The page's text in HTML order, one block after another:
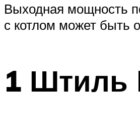
Выходная мощность
с котлом может быть
1 Штиль